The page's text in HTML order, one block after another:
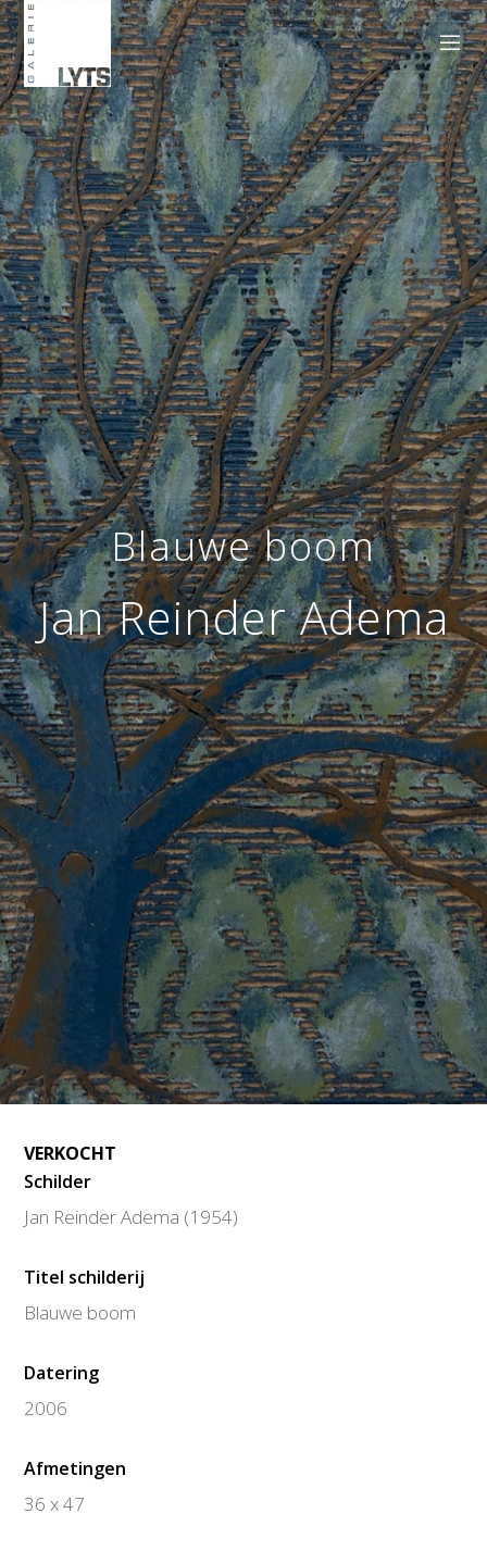
Blauwe boom
Jan Reinder Adema
VERKOCHT
Schilder
Jan Reinder Adema (1954)
Titel schilderij
Blauwe boom
Datering
2006
Afmetingen
36 x 47